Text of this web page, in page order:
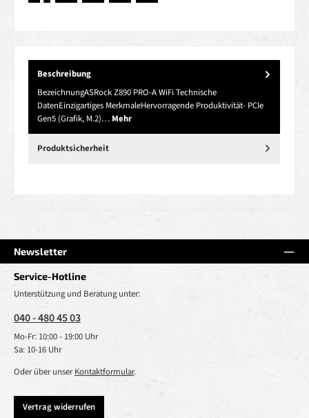
Beschreibung
BezeichnungASRock Z890 PRO-A WiFi Technische
DatenEinzigartiges MerkmaleHervorragende Produktivität- PCIe
Gen5 (Grafik, M.2)… Mehr
Produktsicherheit
Newsletter
Service-Hotline
Unterstützung und Beratung unter:
040 - 480 45 03
Mo-Fr: 10:00 - 19:00 Uhr
Sa: 10-16 Uhr
Oder über unserKontaktformular.
Vertrag widerrufen